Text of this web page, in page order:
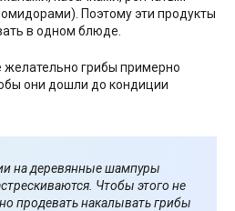
Поэтому эти продукты
в одном блюде.
грибы примерно
они дошли до кондиции
на деревянные шампуры
Чтобы этого не
продевать накалывать грибы